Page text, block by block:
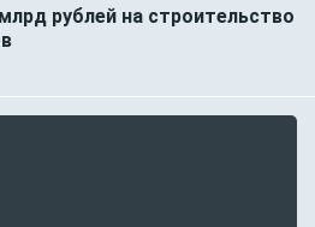
рублей на строительство